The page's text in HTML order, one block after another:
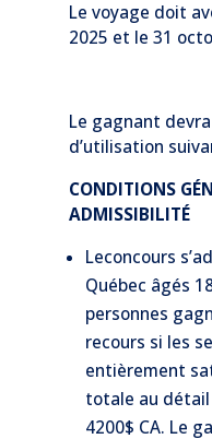
Le voyage doit
2025 et le 31
Le gagnant
d’utilisation
CONDITIONS
ADMISSIBILITÉ
Leconcours
Québec âgés
personnes
recours si les
entièrement
totale au détail
4200$ CA. Le